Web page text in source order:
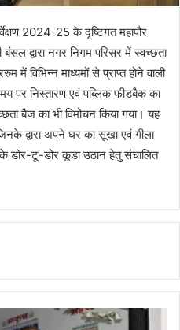
2024-25 के दृष्टिगत महापौर
द्वारा नगर निगम परिसर में स्वच्छता
में विभिन्न माध्यमों से प्राप्त होने वाली
पर निस्तारण एवं पब्लिक फीडबैक का
बैज का भी विमोचन किया गया। यह
द्वारा अपने घर का सूखा एवं गीला
टू-डोर कूडा उठान हेतु संचालित